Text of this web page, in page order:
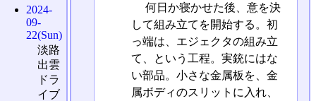
何日か寝かせた後、意を決
して組み立てを開始する。初
っ端は、エジェクタの組み立
て、という工程。実銃にはな
い部品。小さな金属板を、金
属ボディのスリットに入れ、
2024-
09-
22(Sun)
淡路
出雲
ドラ
イブ